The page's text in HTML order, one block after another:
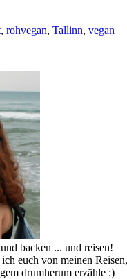
, rohvegan, Tallinn, vegan
backen ... und reisen!
euch von meinen Reisen,
drumherum erzähle :)